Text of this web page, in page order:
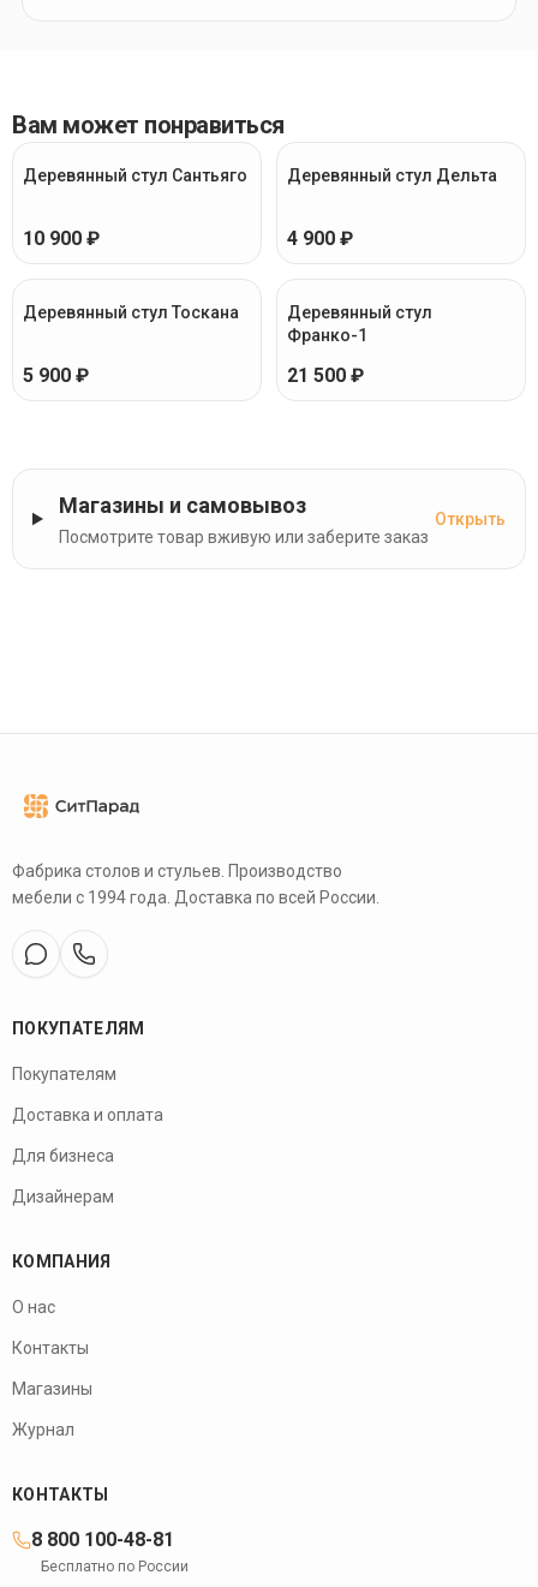
Вам может понравиться
Деревянный стул Сантьяго
10 900 ₽
Деревянный стул Дельта
4 900 ₽
Деревянный стул Тоскана
5 900 ₽
Деревянный стул
Франко-1
21 500 ₽
Магазины и самовывоз
Посмотрите товар вживую или заберите заказ
Открыть
Фабрика столов и стульев. Производство
мебели с 1994 года. Доставка по всей России.
ПОКУПАТЕЛЯМ
Покупателям
Доставка и оплата
Для бизнеса
Дизайнерам
КОМПАНИЯ
О нас
Контакты
Магазины
Журнал
КОНТАКТЫ
8 800 100-48-81
Бесплатно по России